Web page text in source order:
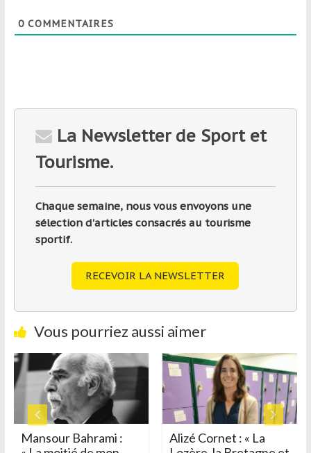
0COMMENTAIRES
La Newsletter de Sport et
Tourisme.
Chaque semaine, nous vous envoyons une
sélection d'articles consacrés au tourisme
sportif.
RECEVOIR LA NEWSLETTER
Vous pourriez aussi aimer
Mansour Bahrami :
Alizé Cornet : « La